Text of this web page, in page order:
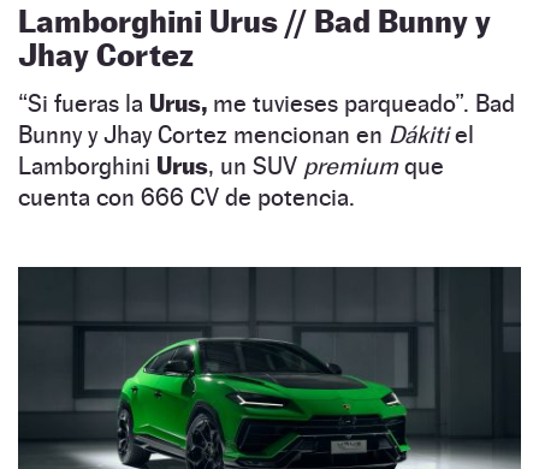
Lamborghini Urus // Bad Bunny y
Jhay Cortez
“Si fueras la Urus, me tuvieses parqueado”. Bad
Bunny y Jhay Cortez mencionan en Dákitiel
Lamborghini Urus, un SUV premiumque
cuenta con 666 CV de potencia.